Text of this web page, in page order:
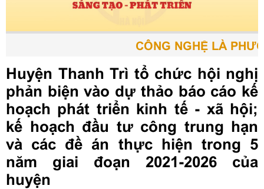
CÔNG NGHỆ LÀ
Huyện Thanh Trì tổ chức hội nghị
phản biện vào dự thảo báo cáo kế
hoạch phát triển kinh tế - xã hội;
kế hoạch đầu tư công trung hạn
và các đề án thực hiện trong 5
năm giai đoạn 2021-2026 của
huyện